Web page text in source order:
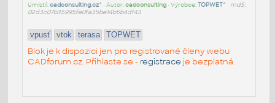
Umístil:cadconsulting.cz^ • Autor:cadconsulting• Výrobce:TOPWET^ • md5:
02d3c07b35995fe0fa35be14b5b4df43
vpusť vtok terasa TOPWET
Blok je k dispozici jen pro registrované členy webu
CADforum.cz. Přihlaste se - registrace je bezplatná.